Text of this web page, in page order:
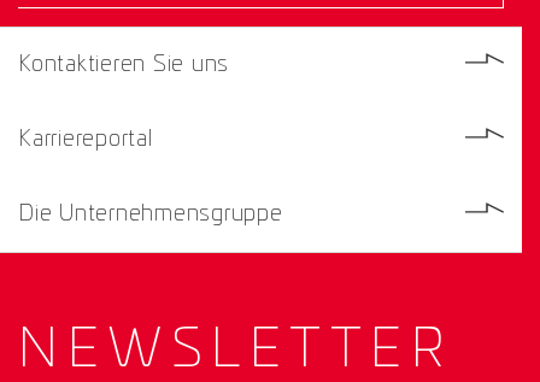
Kontaktieren Sie uns
Karriereportal
Die Unternehmensgruppe
NEWS­ LETTER